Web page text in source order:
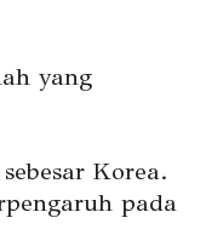
yang
Korea.
pada